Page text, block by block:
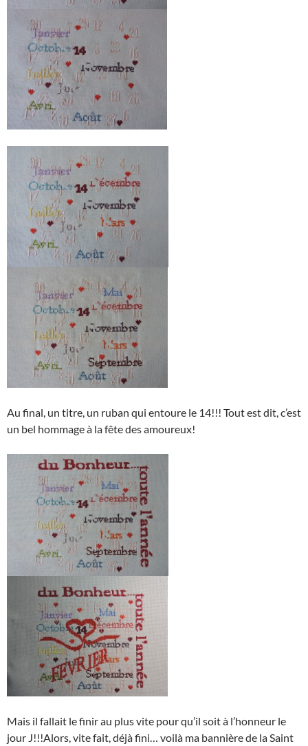
Au final, un titre, un ruban qui entoure le 14!!! Tout est dit, c’est
un bel hommage à la fête des amoureux!
Mais il fallait le finir au plus vite pour qu’il soit à l’honneur le
jour J!!!Alors, vite fait, déjà fini… voilà ma bannière de la Saint